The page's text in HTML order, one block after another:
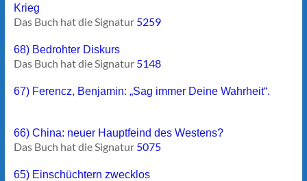
Krieg
Das Buch hat die Signatur 5259
68) Bedrohter Diskurs
Das Buch hat die Signatur 5148
67) Ferencz, Benjamin: „Sag immer Deine Wahrheit“.
66) China: neuer Hauptfeind des Westens?
Das Buch hat die Signatur 5075
65) Einschüchtern zwecklos